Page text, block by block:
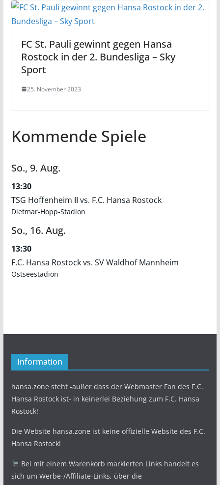
FC St. Pauli gewinnt gegen Hansa
Rostock in der 2. Bundesliga – Sky
Sport
25. November 2023
Kommende Spiele
So., 9. Aug.
13:30
TSG Hoffenheim II vs. F.C. Hansa Rostock
Dietmar-Hopp-Stadion
So., 16. Aug.
13:30
F.C. Hansa Rostock vs. SV Waldhof Mannheim
Ostseestadion
Information
hansa.zone steht -außer dass der Webmaster Fan des F.C.
Hansa Rostock ist- in keinerlei Beziehung zum F.C. Hansa
Rostock!
Die Website hansa.zone ist keine offizielle Website des F.C.
Hansa Rostock!
Bei mit einem Warenkorb markierten Links handelt es
sich um Werbe-/Affiliate-Links, über die